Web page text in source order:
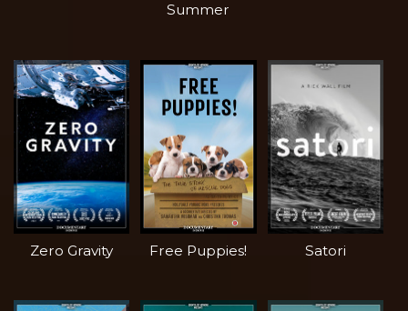
Summer
Zero Gravity Free Puppies! Satori